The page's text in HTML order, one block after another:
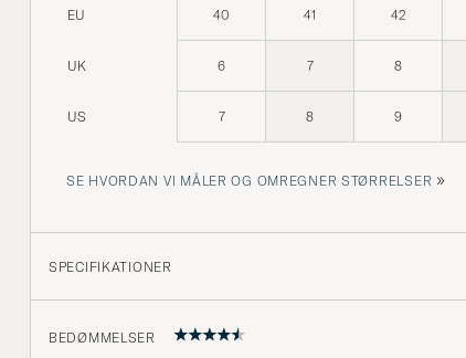
EU 40 41 42
UK 6 7 8
US 7 8 9
SE HVORDAN VI MÅLER OG OMREGNER STØRRELSER »
SPECIFIKATIONER
BEDØMMELSER